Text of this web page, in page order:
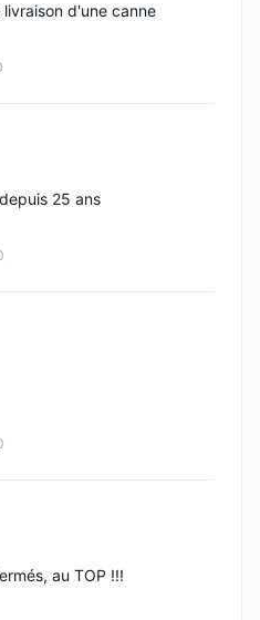
d'une canne
25 ans
au TOP !!!